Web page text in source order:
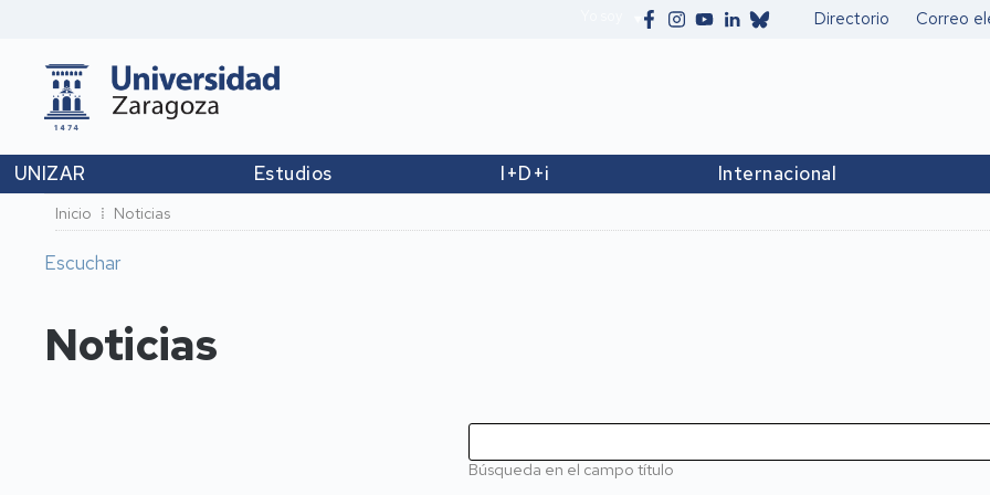
Secundario
Directorio Correo
UNIZAR Estudios I+D+i Internacional
Ruta
de
navegación
Inicio Noticias
Escuchar
Noticias
Búsqueda en el campo título